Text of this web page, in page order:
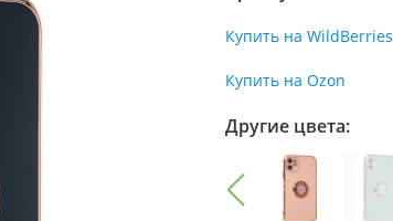
Купить на WildBerries
Купить на Ozon
Другие цвета: